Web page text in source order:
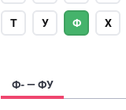
Т У Ф Х
Ф- — ФУ